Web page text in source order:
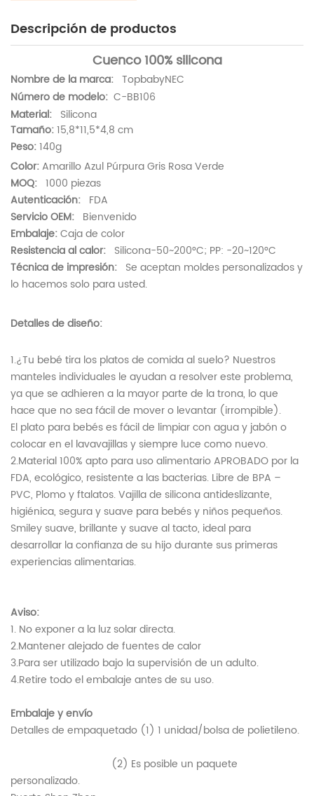
Descripción de productos
Cuenco 100% silicona
Nombre de la marca: TopbabyNEC
Número de modelo: C-BB106
Material: Silicona
Tamaño:15,8*11,5*4,8 cm
Peso:140g
Color:Amarillo Azul Púrpura Gris Rosa Verde
MOQ: 1000 piezas
Autenticación: FDA
Servicio OEM: Bienvenido
Embalaje:Caja de color
Resistencia al calor: Silicona-50~200°C; PP: -20~120°C
Técnica de impresión: Se aceptan moldes personalizados y
lo hacemos solo para usted.
Detalles de diseño:
1.¿Tu bebé tira los platos de comida al suelo? Nuestros
manteles individuales le ayudan a resolver este problema,
ya que se adhieren a la mayor parte de la trona, lo que
hace que no sea fácil de mover o levantar (irrompible).
El plato para bebés es fácil de limpiar con agua y jabón o
colocar en el lavavajillas y siempre luce como nuevo.
2.Material 100% apto para uso alimentario APROBADO por la
FDA, ecológico, resistente a las bacterias. Libre de BPA –
PVC, Plomo y ftalatos. Vajilla de silicona antideslizante,
higiénica, segura y suave para bebés y niños pequeños.
Smiley suave, brillante y suave al tacto, ideal para
desarrollar la confianza de su hijo durante sus primeras
experiencias alimentarias.
Aviso:
1. No exponer a la luz solar directa.
2.Mantener alejado de fuentes de calor
3.Para ser utilizado bajo la supervisión de un adulto.
4.Retire todo el embalaje antes de su uso.
Embalaje y envío
Detalles de empaquetado (1) 1 unidad/bolsa de polietileno.
(2) Es posible un paquete
personalizado.